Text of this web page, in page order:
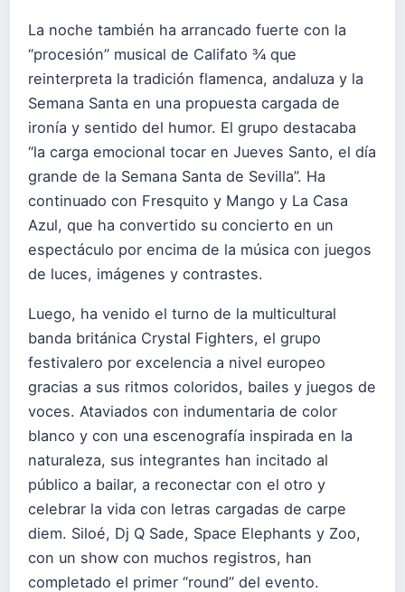
La noche también ha arrancado fuerte con la
“procesión” musical de Califato ¾ que
reinterpreta la tradición flamenca, andaluza y la
Semana Santa en una propuesta cargada de
ironía y sentido del humor. El grupo destacaba
“la carga emocional tocar en Jueves Santo, el día
grande de la Semana Santa de Sevilla”. Ha
continuado con Fresquito y Mango y La Casa
Azul, que ha convertido su concierto en un
espectáculo por encima de la música con juegos
de luces, imágenes y contrastes.
Luego, ha venido el turno de la multicultural
banda británica Crystal Fighters, el grupo
festivalero por excelencia a nivel europeo
gracias a sus ritmos coloridos, bailes y juegos de
voces. Ataviados con indumentaria de color
blanco y con una escenografía inspirada en la
naturaleza, sus integrantes han incitado al
público a bailar, a reconectar con el otro y
celebrar la vida con letras cargadas de carpe
diem. Siloé, Dj Q Sade, Space Elephants y Zoo,
con un show con muchos registros, han
completado el primer “round” del evento.